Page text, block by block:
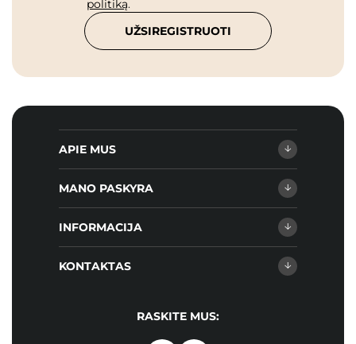
politiką.
UŽSIREGISTRUOTI
APIE MUS
MANO PASKYRA
INFORMACIJA
KONTAKTAS
RASKITE MUS: